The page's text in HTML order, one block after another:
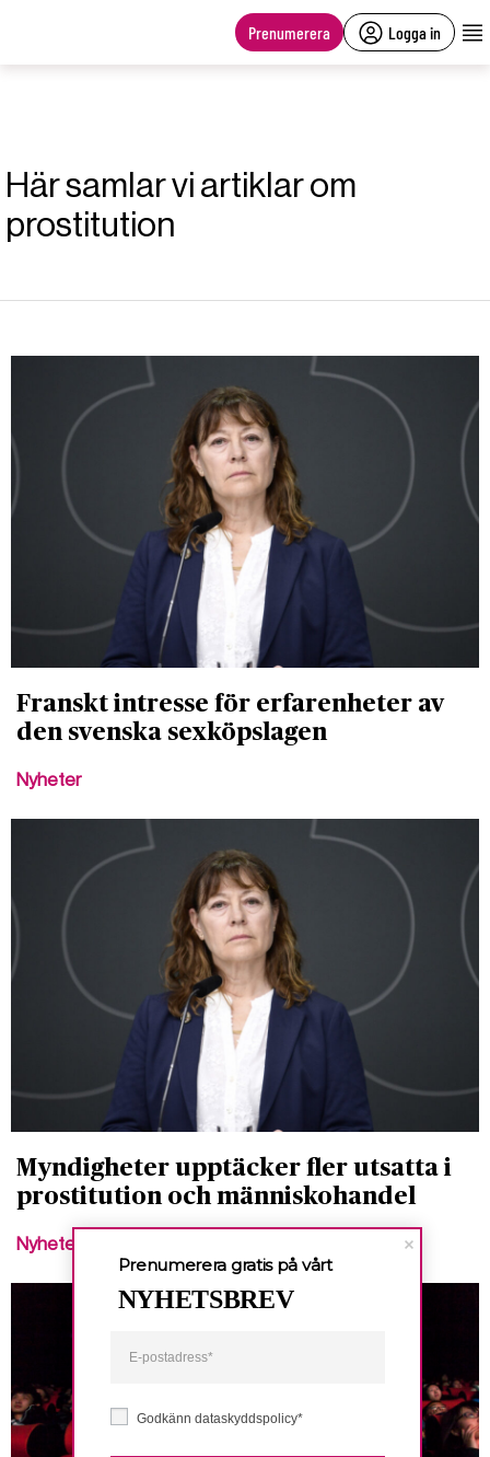
Prenumerera Logga in
Här samlar vi artiklar om
prostitution
Franskt intresse för erfarenheter av
den svenska sexköpslagen
Nyheter
Myndigheter upptäcker fler utsatta i
prostitution och människohandel
Nyheter
Godkänn dataskyddspolicy*
Prenumerera gratis på vårt
NYHETSBREV